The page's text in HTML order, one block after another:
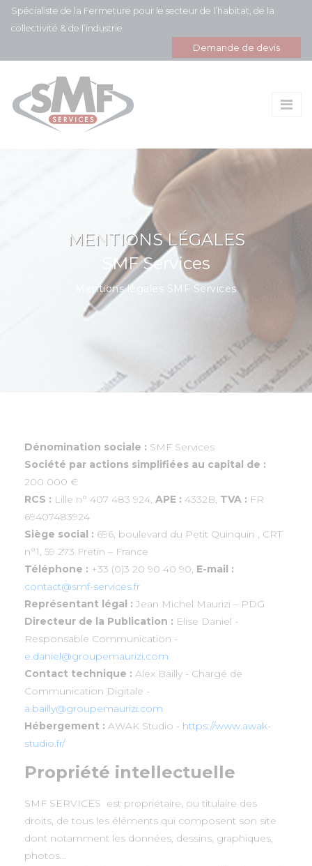
Spécialiste de la Fermeture pour le secteur de l’habitat, de la
collectivité & de l’industrie
Demande de devis
MENTIONS LÉGALES
SMF Services
Mentions légales SMF Services
Dénomination sociale : SMF Services
Société par actions simplifiées au capital de :
200 000 €
RCS : Lille n° 407 483 924, APE : 4332B, TVA : FR
69407483924
Siège social : 696, boulevard du Petit Quinquin , CRT
n°1, 59 273 Fretin – France
Téléphone : +33 (0)3 20 90 40 90, E-mail :
contact@smf-services.fr
Représentant légal : Jean Michel Maurizi – PDG
Directeur de la Publication : Elise Daniel -
Responsable Communication -
e.daniel@groupemaurizi.com
Contact technique : Alex Bailly - Chargé de
Communication Digitale -
a.bailly@groupemaurizi.com
Hébergement : AWAK Studio - https://www.awak-
studio.fr/
Propriété intellectuelle
SMF SERVICES est propriétaire, ou titulaire des
droits, de tous les éléments qui composent son site
dont notamment les données, dessins, graphiques,
photos…
Panneau de gestion des cookies